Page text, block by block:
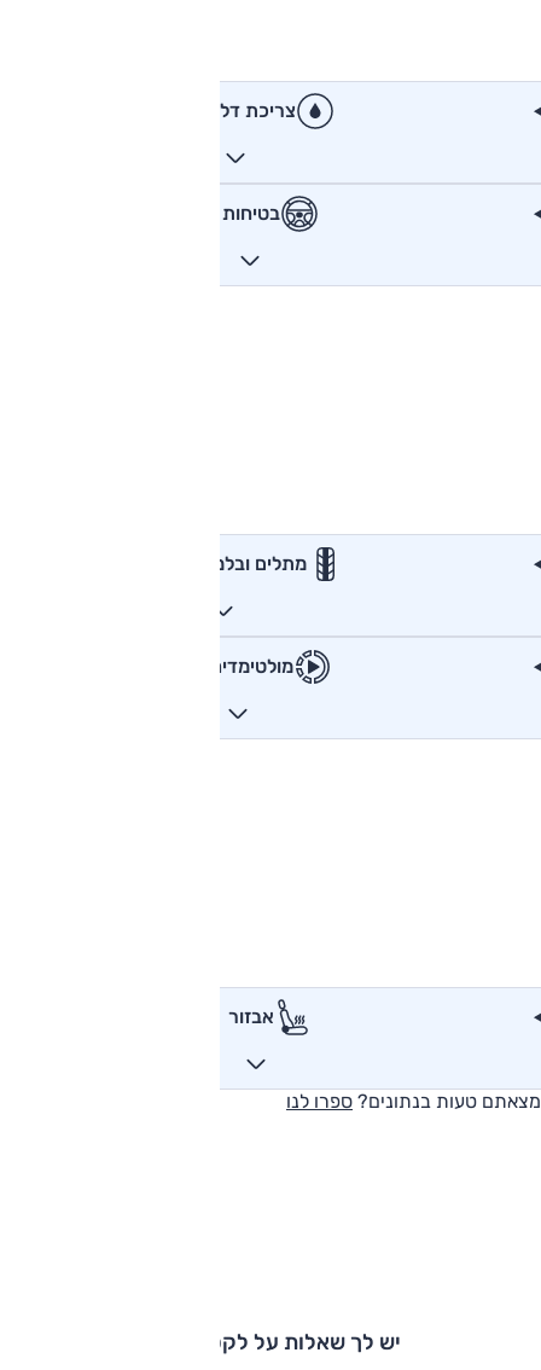
צריכת דלק
בטיחות
מתלים ובלמים
מולטימדיה
אבזור
מצאתם טעות בנתונים? ספרו לנו
יש לך שאלות על לקסוס NX?